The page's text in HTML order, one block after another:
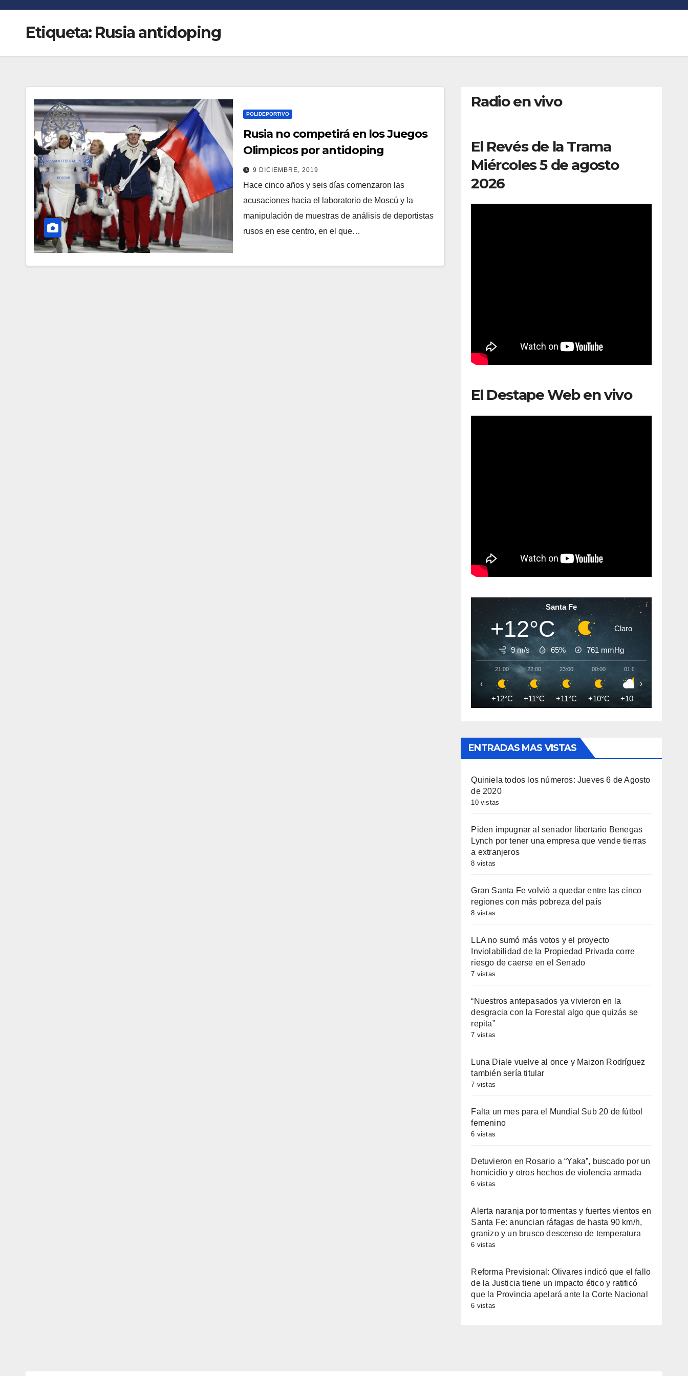
Etiqueta: Rusia antidoping
POLIDEPORTIVO
Rusia no competirá en los Juegos
Olimpicos por antidoping
9 DICIEMBRE, 2019
Hace cinco años y seis días comenzaron las
acusaciones hacia el laboratorio de Moscú y la
manipulación de muestras de análisis de deportistas
rusos en ese centro, en el que…
Radio en vivo
El Revés de la Trama
Miércoles 5 de agosto
2026
El Destape Web en vivo
Santa Fe
+12°C Claro
9 m/s 65% 761 mmHg
21:00
+12°C
22:00
+11°C
23:00
+11°C
00:00
+10°C
01:00
+10°C
‹ ›
ENTRADAS MAS VISTAS
Quiniela todos los números: Jueves 6 de Agosto
de 2020
10 vistas
Piden impugnar al senador libertario Benegas
Lynch por tener una empresa que vende tierras
a extranjeros
8 vistas
Gran Santa Fe volvió a quedar entre las cinco
regiones con más pobreza del país
8 vistas
LLA no sumó más votos y el proyecto
Inviolabilidad de la Propiedad Privada corre
riesgo de caerse en el Senado
7 vistas
“Nuestros antepasados ya vivieron en la
desgracia con la Forestal algo que quizás se
repita”
7 vistas
Luna Diale vuelve al once y Maizon Rodríguez
también sería titular
7 vistas
Falta un mes para el Mundial Sub 20 de fútbol
femenino
6 vistas
Detuvieron en Rosario a “Yaka”, buscado por un
homicidio y otros hechos de violencia armada
6 vistas
Alerta naranja por tormentas y fuertes vientos en
Santa Fe: anuncian ráfagas de hasta 90 km/h,
granizo y un brusco descenso de temperatura
6 vistas
Reforma Previsional: Olivares indicó que el fallo
de la Justicia tiene un impacto ético y ratificó
que la Provincia apelará ante la Corte Nacional
6 vistas
n